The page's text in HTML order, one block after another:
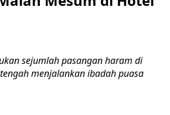
sejumlah pasangan haram di
menjalankan ibadah puasa